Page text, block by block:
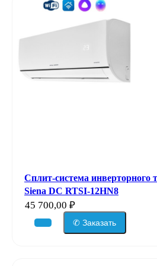
Сплит-система инверторного
Siena DC RTSI-12HN8
45 700,00 ₽
✆ Заказать